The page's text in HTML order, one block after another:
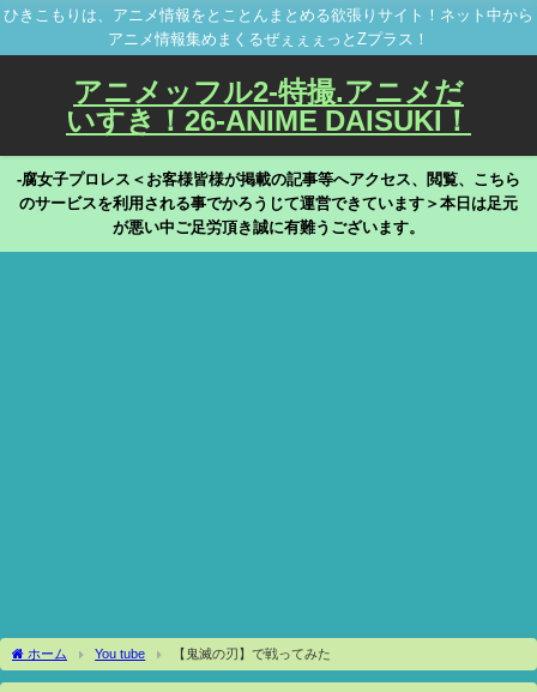
ひきこもりは、アニメ情報をとことんまとめる欲張りサイト！ネット中から
アニメ情報集めまくるぜぇぇぇっとZプラス！
アニメッフル2-特撮.アニメだ
いすき！26-ANIME DAISUKI！
-腐女子プロレス＜お客様皆様が掲載の記事等へアクセス、閲覧、こちら
のサービスを利用される事でかろうじて運営できています＞本日は足元
が悪い中ご足労頂き誠に有難うございます。
ホーム You tube 【鬼滅の刃】で戦ってみた